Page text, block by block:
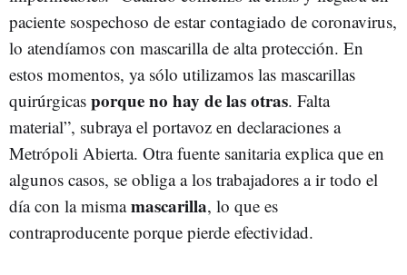
paciente sospechoso de estar contagiado de coronavirus,
lo atendíamos con mascarilla de alta protección. En
estos momentos, ya sólo utilizamos las mascarillas
quirúrgicas porque no hay de las otras. Falta
material”, subraya el portavoz en declaraciones a
Metrópoli Abierta. Otra fuente sanitaria explica que en
algunos casos, se obliga a los trabajadores a ir todo el
día con la mismamascarilla, lo que es
contraproducente porque pierde efectividad.